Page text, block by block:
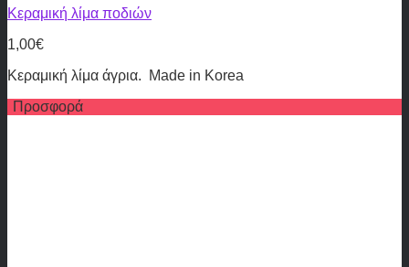
Κεραμική λίμα ποδιών
1,00€
Κεραμική λίμα άγρια. Made in Korea
Προσφορά